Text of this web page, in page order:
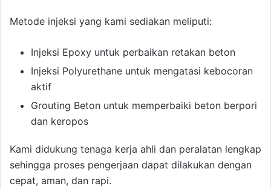
Metode injeksi yang kami sediakan meliputi:
Injeksi Epoxy untuk perbaikan retakan beton
Injeksi Polyurethane untuk mengatasi kebocoran
aktif
Grouting Beton untuk memperbaiki beton berpori
dan keropos
Kami didukung tenaga kerja ahli dan peralatan lengkap
sehingga proses pengerjaan dapat dilakukan dengan
cepat, aman, dan rapi.